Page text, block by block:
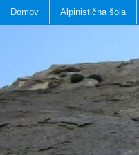
Domov Alpinistična šola